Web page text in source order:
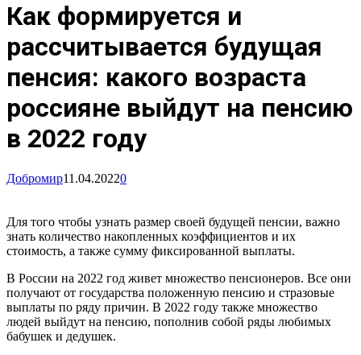
Как формируется и
рассчитывается будущая
пенсия: какого возраста
россияне выйдут на пенсию
в 2022 году
Добромир11.04.20220
Для того чтобы узнать размер своей будущей пенсии, важно
знать количество накопленных коэффициентов и их
стоимость, а также сумму фиксированной выплаты.
В России на 2022 год живет множество пенсионеров. Все они
получают от государства положенную пенсию и стразовые
выплаты по ряду причин. В 2022 году также множество
людей выйдут на пенсию, пополнив собой ряды любимых
бабушек и дедушек.